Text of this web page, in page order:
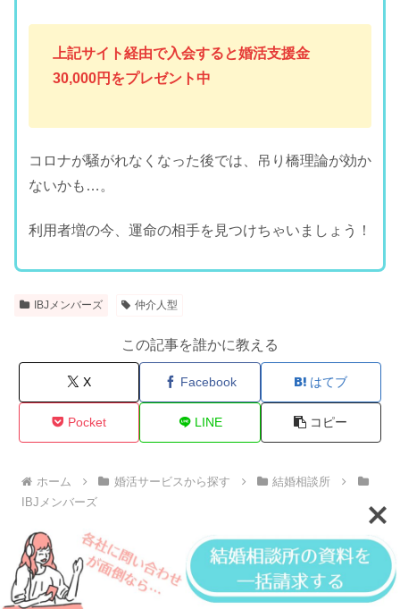
上記サイト経由で入会すると婚活支援金
30,000円をプレゼント中
コロナが騒がれなくなった後では、吊り橋理論が効か
ないかも…。
利用者増の今、運命の相手を見つけちゃいましょう！
IBJメンバーズ 仲介人型
この記事を誰かに教える
X Facebook はてブ
Pocket LINE コピー
ホーム 婚活サービスから探す
結婚相談所
IBJメンバーズ